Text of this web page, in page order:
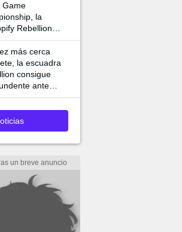
Game
la
Rebellion
la final 3-0
la copa
más cerca
la escuadra
consigue
ante
el pase a la